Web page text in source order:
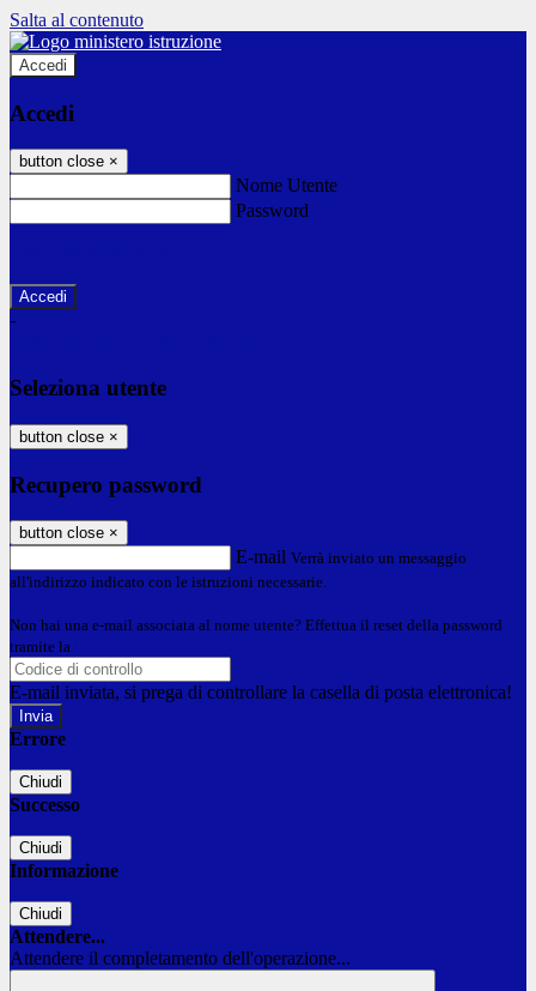
Salta al contenuto
Accedi
Accedi
button close ×
Nome Utente
Password
-
Seleziona utente
button close ×
Recupero password
button close ×
E-mail Verrà inviato un messaggio
all'indirizzo indicato con le istruzioni necessarie.
Non hai una e-mail associata al nome utente? Effettua il reset della password
tramite la
E-mail inviata, si prega di controllare la casella di posta elettronica!
Errore
Chiudi
Successo
Chiudi
Informazione
Chiudi
Attendere...
Attendere il completamento dell'operazione...